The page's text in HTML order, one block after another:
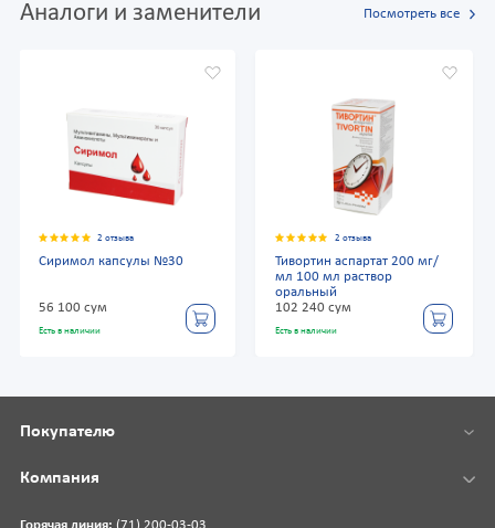
Аналоги и заменители Посмотреть все
2 отзыва
Сиримол капсулы №30
56 100 сум
Есть в наличии
2 отзыва
Тивортин аспартат 200 мг/
мл 100 мл раствор
оральный
102 240 сум
Есть в наличии
Покупателю
Компания